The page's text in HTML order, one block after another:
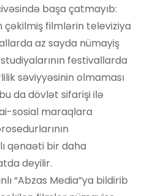
başa çatmayıb:
çəkilmiş filmlərin televiziya
az sayda nümayiş
festivallarda
səviyyəsinin olmaması
da dövlət sifarişi ilə
sosial maraqlara
qənaəti bir daha
deyilir.
“Abzas Media”ya bildirib